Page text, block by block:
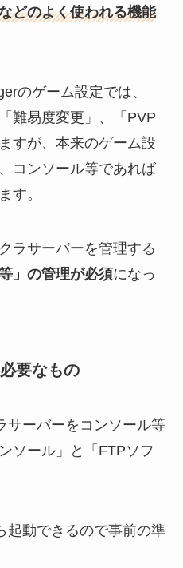
どのよく使われる機能
のゲーム設定では、
難易度変更」、「PVP
すが、本来のゲーム設
コンソール等であれば
す。
ラサーバーを管理する
」の管理が必須になっ
要なもの
サーバーをコンソール等
ソール」と「FTPソフ
起動できるので事前の準